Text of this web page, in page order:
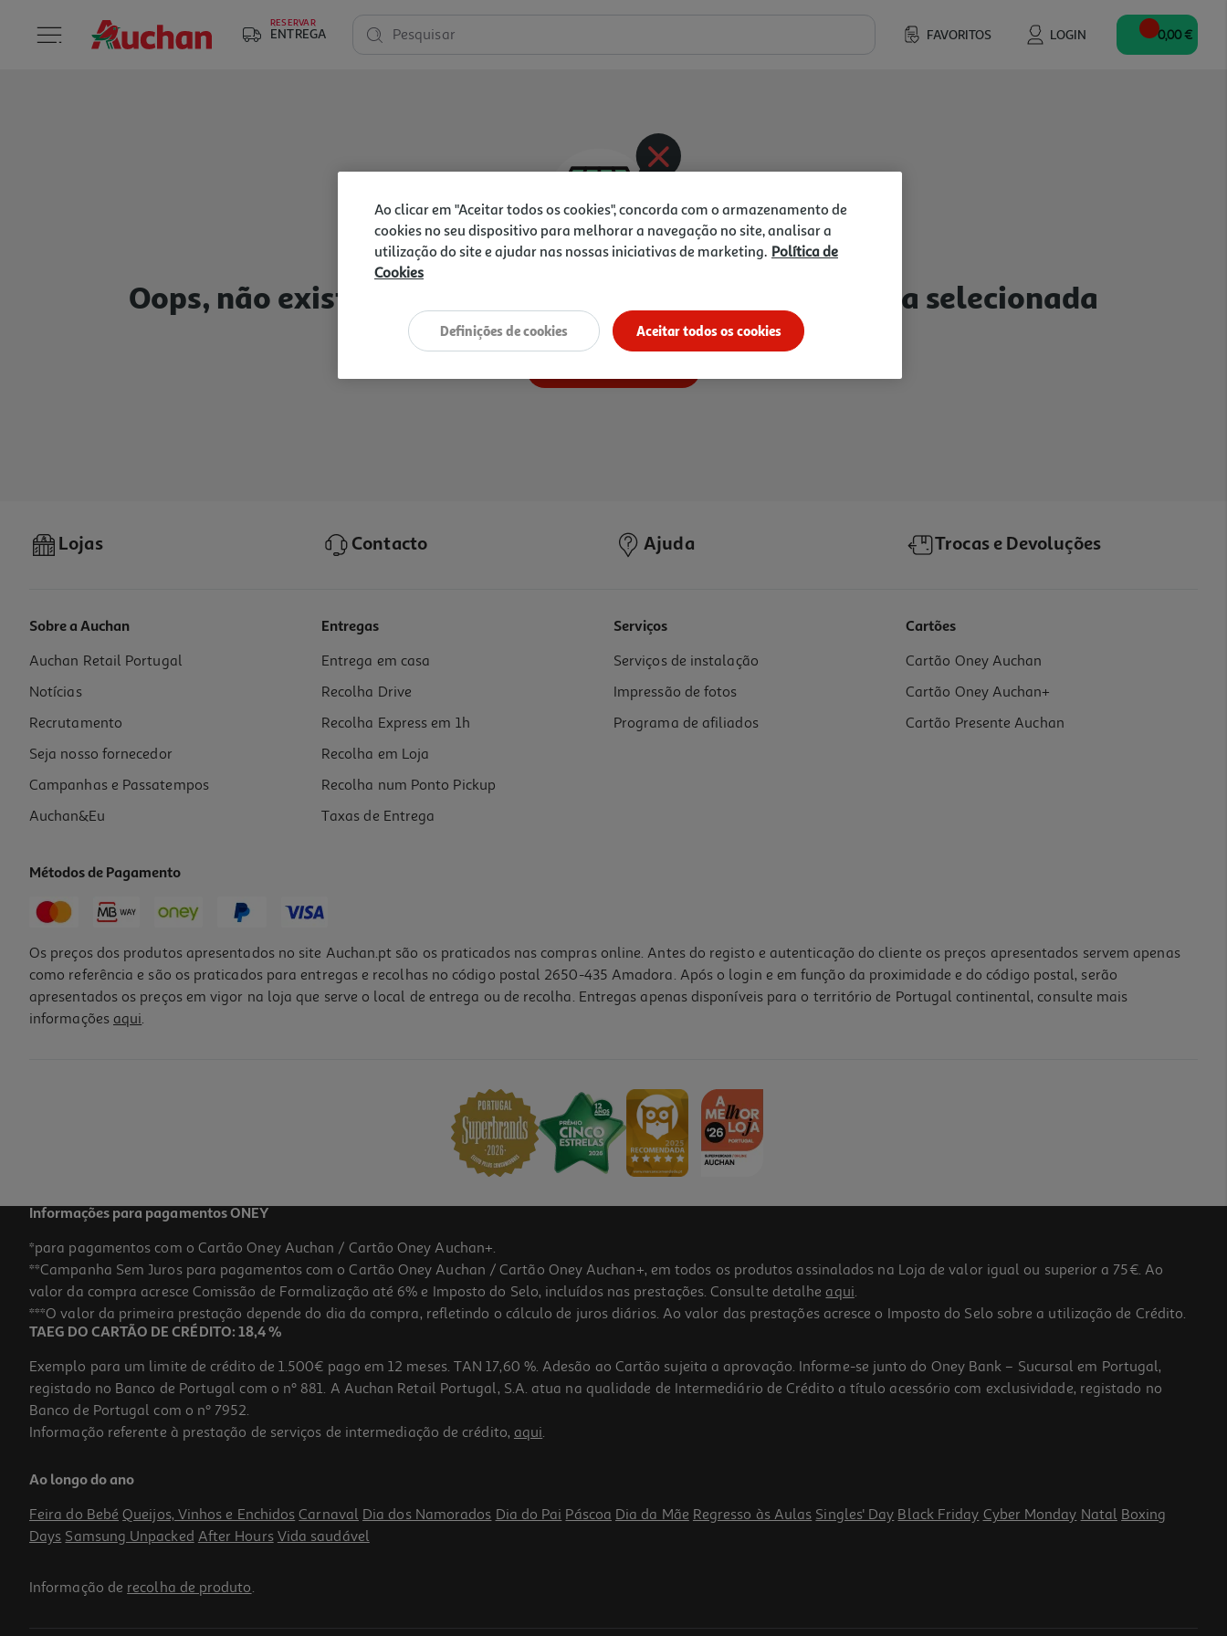
RESERVAR
ENTREGA FAVORITOS LOGIN
Pesquisar 0,00 €
Oops, não existem produtos nesta categoria para a loja selecionada
Lojas Contacto Ajuda Trocas e Devoluções
Sobre a Auchan
Auchan Retail Portugal
Notícias
Recrutamento
Seja nosso fornecedor
Campanhas e Passatempos
Auchan&Eu
Entregas
Entrega em casa
Recolha Drive
Recolha Express em 1h
Recolha em Loja
Recolha num Ponto Pickup
Taxas de Entrega
Serviços
Serviços de instalação
Impressão de fotos
Programa de afiliados
Cartões
Cartão Oney Auchan
Cartão Oney Auchan+
Cartão Presente Auchan
Métodos de Pagamento
Os preços dos produtos apresentados no site Auchan.pt são os praticados nas compras online. Antes do registo e autenticação do cliente os preços apresentados servem apenas
como referência e são os praticados para entregas e recolhas no código postal 2650-435 Amadora. Após o login e em função da proximidade e do código postal, serão
apresentados os preços em vigor na loja que serve o local de entrega ou de recolha. Entregas apenas disponíveis para o território de Portugal continental, consulte mais
informações aqui.
Informações para pagamentos ONEY
*para pagamentos com o Cartão Oney Auchan / Cartão Oney Auchan+.
**Campanha Sem Juros para pagamentos com o Cartão Oney Auchan / Cartão Oney Auchan+, em todos os produtos assinalados na Loja de valor igual ou superior a 75€. Ao
valor da compra acresce Comissão de Formalização até 6% e Imposto do Selo, incluídos nas prestações. Consulte detalhe aqui.
***O valor da primeira prestação depende do dia da compra, refletindo o cálculo de juros diários. Ao valor das prestações acresce o Imposto do Selo sobre a utilização de Crédito.
TAEG DO CARTÃO DE CRÉDITO: 18,4 %
Exemplo para um limite de crédito de 1.500€ pago em 12 meses. TAN 17,60 %. Adesão ao Cartão sujeita a aprovação. Informe-se junto do Oney Bank – Sucursal em Portugal,
registado no Banco de Portugal com o nº 881. A Auchan Retail Portugal, S.A. atua na qualidade de Intermediário de Crédito a título acessório com exclusividade, registado no
Banco de Portugal com o nº 7952.
Informação referente à prestação de serviços de intermediação de crédito, aqui.
Ao longo do ano
Feira do Bebé Queijos, Vinhos e Enchidos Carnaval Dia dos Namorados Dia do Pai Páscoa Dia da Mãe Regresso às Aulas Singles' Day Black Friday Cyber Monday Natal Boxing
Days Samsung Unpacked After Hours Vida saudável
Informação de recolha de produto.
Ao clicar em "Aceitar todos os cookies", concorda com o armazenamento de
cookies no seu dispositivo para melhorar a navegação no site, analisar a
utilização do site e ajudar nas nossas iniciativas de marketing. Política de
Cookies
Aceitar todos os cookies
Definições de cookies